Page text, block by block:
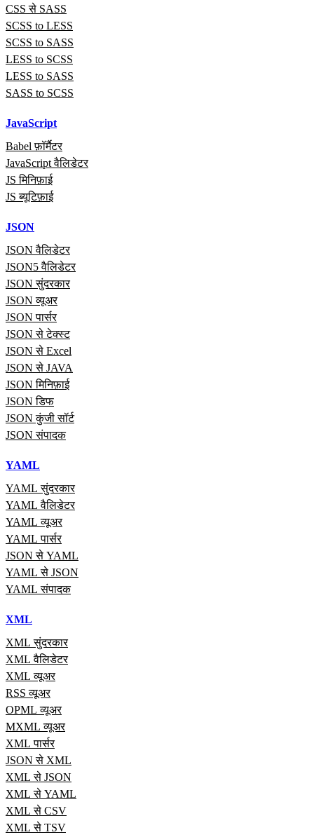
CSS से SASS
SCSS to LESS
SCSS to SASS
LESS to SCSS
LESS to SASS
SASS to SCSS
JavaScript
Babel फ़ॉर्मैटर
JavaScript वैलिडेटर
JS मिनिफ़ाई
JS ब्यूटिफ़ाई
JSON
JSON वैलिडेटर
JSON5 वैलिडेटर
JSON सुंदरकार
JSON व्यूअर
JSON पार्सर
JSON से टेक्स्ट
JSON से Excel
JSON से JAVA
JSON मिनिफ़ाई
JSON डिफ
JSON कुंजी सॉर्ट
JSON संपादक
YAML
YAML सुंदरकार
YAML वैलिडेटर
YAML व्यूअर
YAML पार्सर
JSON से YAML
YAML से JSON
YAML संपादक
XML
XML सुंदरकार
XML वैलिडेटर
XML व्यूअर
RSS व्यूअर
OPML व्यूअर
MXML व्यूअर
XML पार्सर
JSON से XML
XML से JSON
XML से YAML
XML से CSV
XML से TSV